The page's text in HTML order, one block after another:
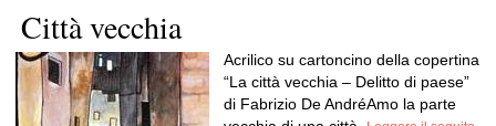
Città vecchia
Acrilico su cartoncino della copertina
“La città vecchia – Delitto di paese”
di Fabrizio De AndréAmo la parte